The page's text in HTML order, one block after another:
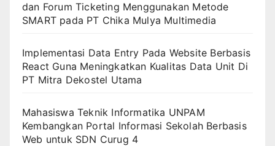
dan Forum Ticketing Menggunakan Metode
SMART pada PT Chika Mulya Multimedia
Implementasi Data Entry Pada Website Berbasis
React Guna Meningkatkan Kualitas Data Unit Di
PT Mitra Dekostel Utama
Mahasiswa Teknik Informatika UNPAM
Kembangkan Portal Informasi Sekolah Berbasis
Web untuk SDN Curug 4